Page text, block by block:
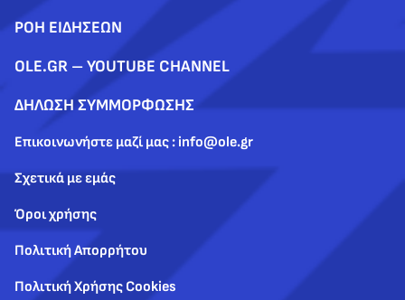
ΡΟΗ ΕΙΔΗΣΕΩΝ
OLE.GR – YOUTUBE CHANNEL
ΔΗΛΩΣΗ ΣΥΜΜΟΡΦΩΣΗΣ
Επικοινωνήστε μαζί μας : info@ole.gr
Σχετικά με εμάς
Όροι χρήσης
Πολιτική Απορρήτου
Πολιτική Χρήσης Cookies